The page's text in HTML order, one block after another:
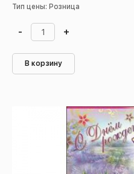
Тип цены: Розница
- +
В корзину